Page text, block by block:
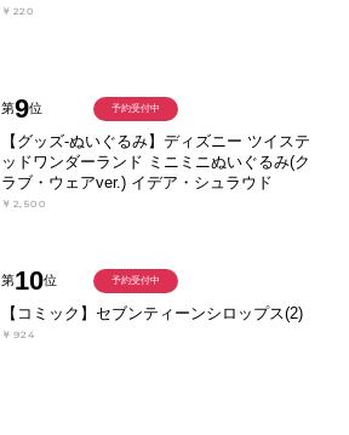
￥220
第9位
【グッズ-ぬいぐるみ】ディズニー ツイステ
ッドワンダーランド ミニミニぬいぐるみ(ク
ラブ・ウェアver.) イデア・シュラウド
￥2,500
予約受付中
第10位
【コミック】セブンティーンシロップス(2)
￥924
予約受付中